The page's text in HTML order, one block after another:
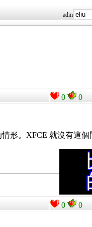
adm
0 0
形。XFCE 就沒有這個
0 0